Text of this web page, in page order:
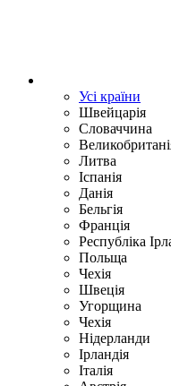
Усі країни
Швейцарія
Словаччина
Литва
Іспанія
Данія
Бельгія
Франція
Республіка
Польща
Чехія
Швецiя
Угорщина
Чехія
Нідерланди
Iрландія
Iталiя